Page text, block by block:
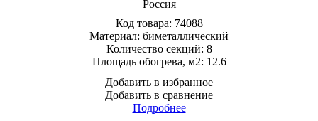
Россия
Код товара: 74088
Материал: биметаллический
Количество секций: 8
Площадь обогрева, м2: 12.6
Добавить в избранное
Добавить в сравнение
Подробнее